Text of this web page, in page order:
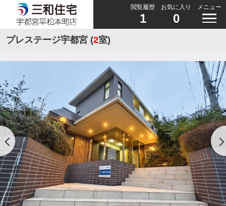
閲覧履歴
1
お気に入り
0
メニュー
プレステージ宇都宮 (2室)